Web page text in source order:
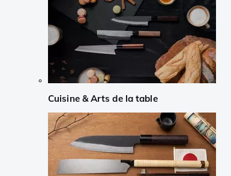
Cuisine & Arts de la table